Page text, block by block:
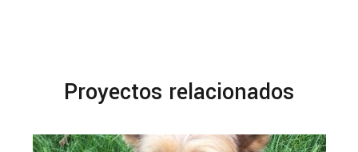
Proyectos relacionados